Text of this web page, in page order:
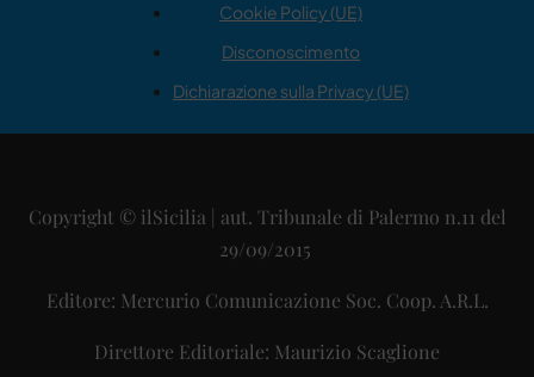
Cookie Policy (UE)
Disconoscimento
Dichiarazione sulla Privacy (UE)
Copyright © ilSicilia | aut. Tribunale di Palermo n.11 del
29/09/2015
Editore: Mercurio Comunicazione Soc. Coop. A.R.L.
Direttore Editoriale: Maurizio Scaglione